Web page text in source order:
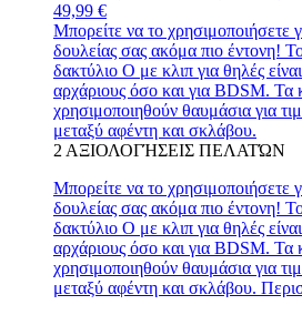
49,99 €
Μπορείτε να το χρησιμοποιήσετε
δουλείας σας ακόμα πιο έντονη!
δακτύλιο Ο με κλιπ για θηλές
αρχάριους όσο και για BDSM. Τα
χρησιμοποιηθούν θαυμάσια για
μεταξύ αφέντη και σκλάβου.
2ΑΞΙΟΛΟΓΉΣΕΙΣ ΠΕΛΑΤΏΝ
Μπορείτε να το χρησιμοποιήσετε
δουλείας σας ακόμα πιο έντονη!
δακτύλιο Ο με κλιπ για θηλές
αρχάριους όσο και για BDSM. Τα
χρησιμοποιηθούν θαυμάσια για
μεταξύ αφέντη και σκλάβου.